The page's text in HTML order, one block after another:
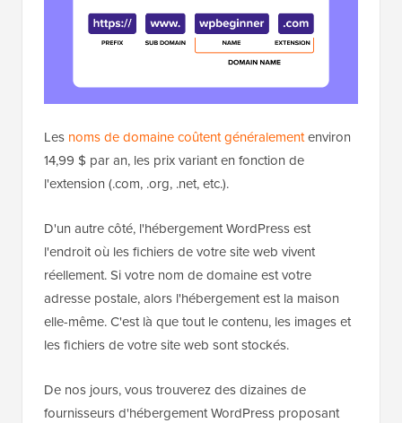
Les noms de domaine coûtent généralementenviron
14,99 $ par an, les prix variant en fonction de
l'extension (.com, .org, .net, etc.).
D'un autre côté, l'hébergement WordPress est
l'endroit où les fichiers de votre site web vivent
réellement. Si votre nom de domaine est votre
adresse postale, alors l'hébergement est la maison
elle-même. C'est là que tout le contenu, les images et
les fichiers de votre site web sont stockés.
De nos jours, vous trouverez des dizaines de
fournisseurs d'hébergement WordPress proposant